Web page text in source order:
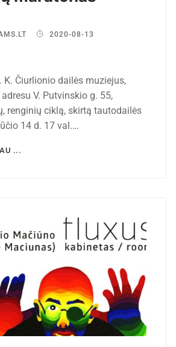
2020-08-13
K. Čiurlionio dailės muziejus,
V. Putvinskio g. 55,
renginių ciklą, skirtą tautodailės
14 d. 17 val.…
...